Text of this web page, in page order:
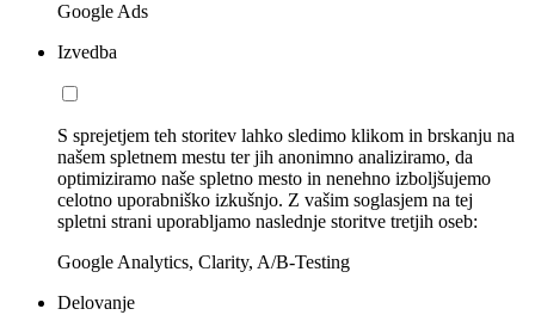
Google Ads
Izvedba
S sprejetjem teh storitev lahko sledimo klikom in brskanju na
našem spletnem mestu ter jih anonimno analiziramo, da
optimiziramo naše spletno mesto in nenehno izboljšujemo
celotno uporabniško izkušnjo. Z vašim soglasjem na tej
spletni strani uporabljamo naslednje storitve tretjih oseb:
Google Analytics, Clarity, A/B-Testing
Delovanje